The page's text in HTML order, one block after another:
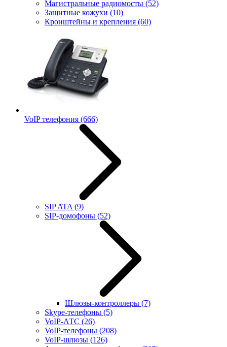
Магистральные радиомосты (52)
Защитные кожухи (10)
Кронштейны и крепления (60)
VoIP телефония (666)
SIP ATA (9)
SIP-домофоны (52)
Шлюзы-контроллеры (7)
Skype-телефоны (5)
VoIP-АТС (26)
VoIP-телефоны (208)
VoIP-шлюзы (126)